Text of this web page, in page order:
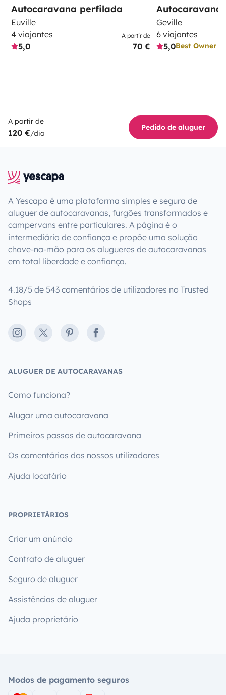
Autocaravana perfilada
Euville
4 viajantes
5,0
A partir de
70 €
Autocaravana
Geville
6 viajantes
5,0Best Owner
A partir de
120 €/dia
Pedido de aluguer
A Yescapa é uma plataforma simples e segura de
aluguer de autocaravanas, furgões transformados e
campervans entre particulares. A página é o
intermediário de confiança e propõe uma solução
chave-na-mão para os alugueres de autocaravanas
em total liberdade e confiança.
4.18/5 de 543 comentários de utilizadores no Trusted
Shops
Instagram
X PinterestFacebook
ALUGUER DE AUTOCARAVANAS
Como funciona?
Alugar uma autocaravana
Primeiros passos de autocaravana
Os comentários dos nossos utilizadores
Ajuda locatário
PROPRIETÁRIOS
Criar um anúncio
Contrato de aluguer
Seguro de aluguer
Assistências de aluguer
Ajuda proprietário
Modos de pagamento seguros